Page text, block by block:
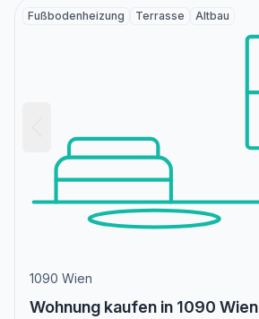
Fußbodenheizung Terrasse Altbau
1090 Wien
Wohnung kaufen in 1090 Wien